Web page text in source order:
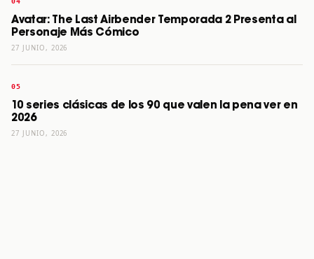
Avatar: The Last Airbender Temporada 2 Presenta al
Personaje Más Cómico
27 JUNIO, 2026
10 series clásicas de los 90 que valen la pena ver en
2026
27 JUNIO, 2026